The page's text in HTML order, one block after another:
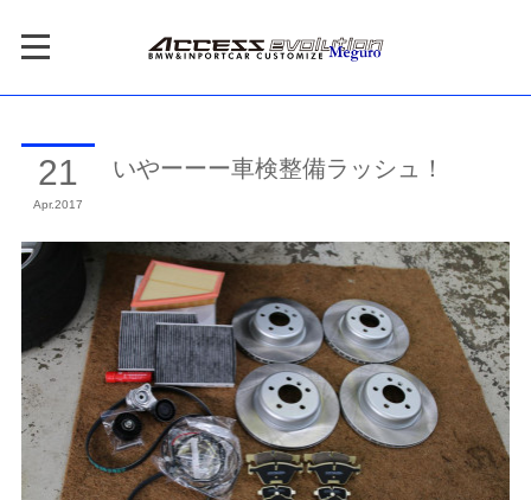
21
Apr 2017
いやーーー車検整備ラッシュ！